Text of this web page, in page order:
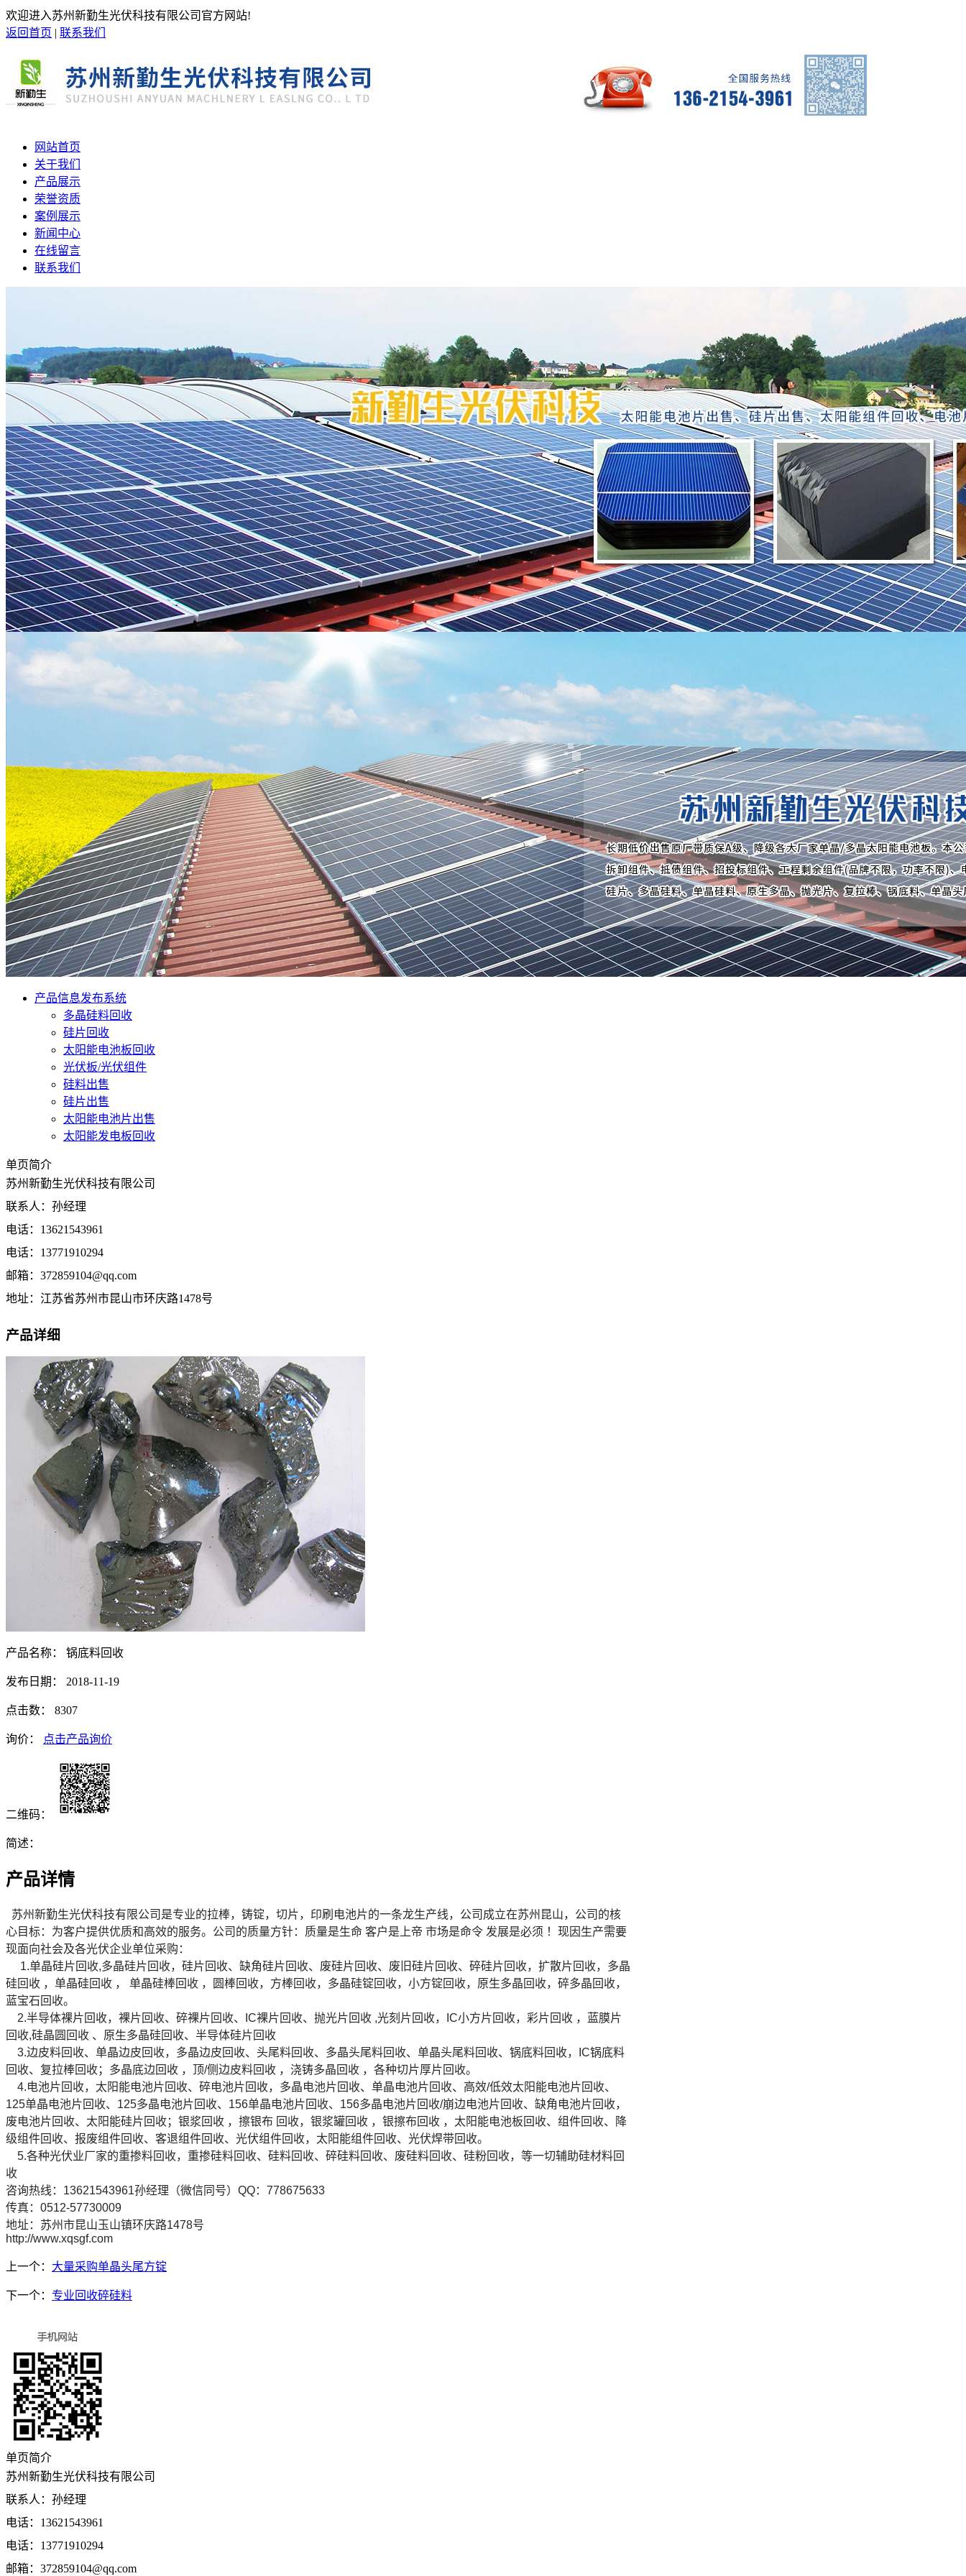
欢迎进入苏州新勤生光伏科技有限公司官方网站!
返回首页 | 联系我们
网站首页
关于我们
产品展示
荣誉资质
案例展示
新闻中心
在线留言
联系我们
产品信息发布系统
多晶硅料回收
硅片回收
太阳能电池板回收
光伏板/光伏组件
硅料出售
硅片出售
太阳能电池片出售
太阳能发电板回收
单页简介
苏州新勤生光伏科技有限公司
联系人：孙经理
电话：13621543961
电话：13771910294
邮箱：372859104@qq.com
地址：江苏省苏州市昆山市环庆路1478号
产品详细
产品名称： 锅底料回收
发布日期： 2018-11-19
点击数： 8307
询价： 点击产品询价
二维码：
简述：
产品详情
苏州新勤生光伏科技有限公司是专业的拉棒，铸锭，切片，印刷电池片的一条龙生产线，公司成立在苏州昆山，公司的核
心目标：为客户提供优质和高效的服务。公司的质量方针：质量是生命 客户是上帝 市场是命令 发展是必须 ！现因生产需要
现面向社会及各光伏企业单位采购：
1.单晶硅片回收,多晶硅片回收，硅片回收、缺角硅片回收、废硅片回收、废旧硅片回收、碎硅片回收，扩散片回收，多晶
硅回收 ，单晶硅回收 ， 单晶硅棒回收 ，圆棒回收，方棒回收，多晶硅锭回收，小方锭回收，原生多晶回收，碎多晶回收，
蓝宝石回收。
2.半导体裸片回收，裸片回收、碎裸片回收、IC裸片回收、抛光片回收 ,光刻片回收，IC小方片回收，彩片回收 ，蓝膜片
回收,硅晶圆回收 、原生多晶硅回收、半导体硅片回收
3.边皮料回收、单晶边皮回收，多晶边皮回收、头尾料回收、多晶头尾料回收、单晶头尾料回收、锅底料回收，IC锅底料
回收、复拉棒回收；多晶底边回收 ，顶/侧边皮料回收 ，浇铸多晶回收 ，各种切片厚片回收。
4.电池片回收，太阳能电池片回收、碎电池片回收，多晶电池片回收、单晶电池片回收、高效/低效太阳能电池片回收、
125单晶电池片回收、125多晶电池片回收、156单晶电池片回收、156多晶电池片回收/崩边电池片回收、缺角电池片回收，
废电池片回收、太阳能硅片回收；银浆回收 ，擦银布 回收，银浆罐回收 ，银擦布回收 ，太阳能电池板回收、组件回收、降
级组件回收、报废组件回收、客退组件回收、光伏组件回收，太阳能组件回收、光伏焊带回收。
5.各种光伏业厂家的重掺料回收，重掺硅料回收、硅料回收、碎硅料回收、废硅料回收、硅粉回收，等一切辅助硅材料回
收
咨询热线：13621543961孙经理（微信同号）QQ：778675633
传真：0512-57730009
地址：苏州市昆山玉山镇环庆路1478号
http://www.xqsgf.com
上一个： 大量采购单晶头尾方锭
下一个： 专业回收碎硅料
单页简介
苏州新勤生光伏科技有限公司
联系人：孙经理
电话：13621543961
电话：13771910294
邮箱：372859104@qq.com